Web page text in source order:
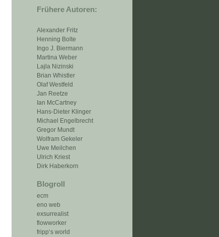
Frühere Autoren:
Alexander Fritz
Henning Bolte
Ingo J. Biermann
Martina Weber
Lajla Nizinski
Brian Whistler
Olaf Westfeld
Jan Reetze
Ian McCartney
Hans-Dieter Klinger
Michael Engelbrecht
Gregor Mundt
Wolfram Gekeler
Uwe Meilchen
Ulrich Kriest
Dirk Haberkorn
Blogroll
ecm
eno web
exsurrealist
flowworker
fripp‘s world